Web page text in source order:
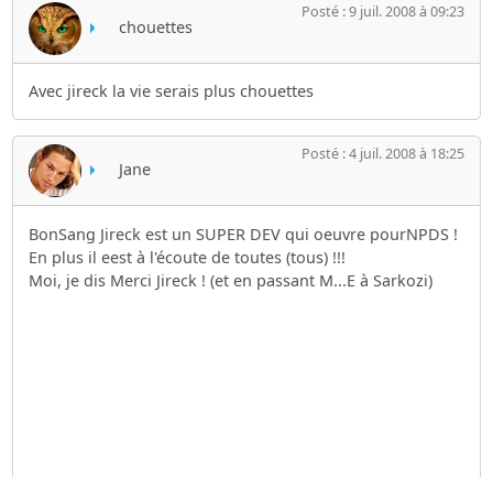
chouettes
Posté : 9 juil. 2008 à 09:23
Avec jireck la vie serais plus chouettes
Jane
Posté : 4 juil. 2008 à 18:25
BonSang Jireck est un SUPER DEV qui oeuvre pourNPDS !
En plus il eest à l'écoute de toutes (tous) !!!
Moi, je dis Merci Jireck ! (et en passant M...E à Sarkozi)